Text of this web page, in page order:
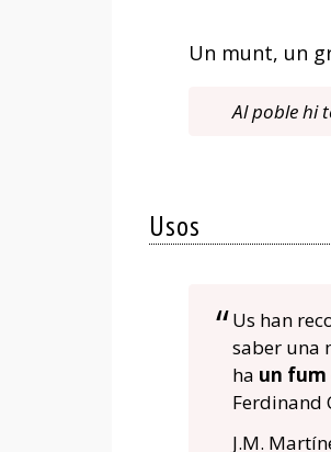
Un munt, un
Al poble hi
Usos
Us han
saber una
ha un fum
Ferdinand
J.M.